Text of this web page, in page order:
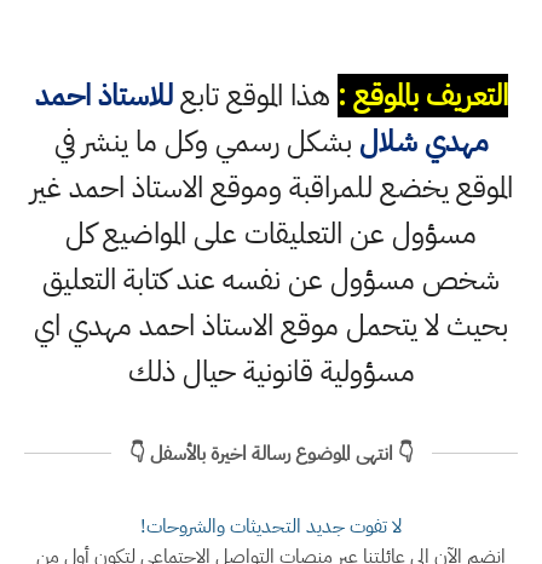
التعريف بالموقع : هذا الموقع تابعللاستاذ احمد
مهدي شلال بشكل رسمي وكل ما ينشر في
الموقع يخضع للمراقبة وموقع الاستاذ احمد غير
مسؤول عن التعليقات على المواضيع كل
شخص مسؤول عن نفسه عند كتابة التعليق
بحيث لا يتحمل موقع الاستاذ احمد مهدي اي
مسؤولية قانونية حيال ذلك
👇 انتهى الموضوع رسالة اخيرة بالأسفل 👇
لا تفوت جديد التحديثات والشروحات!
انضم الآن إلى عائلتنا عبر منصات التواصل الاجتماعي لتكون أول من